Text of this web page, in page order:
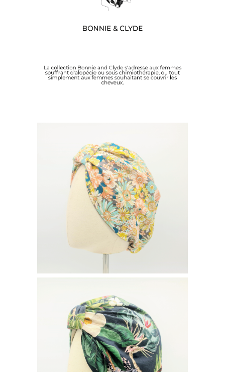
DÉCOUVREZ NOS BONNIE &
BONNIE PRINTEMPS
52€
BONNIE JUNGLE
52€